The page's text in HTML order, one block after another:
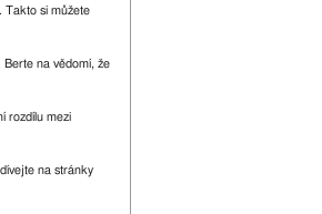
Takto si můžete
na vědomí, že
rozdílu mezi
na stránky